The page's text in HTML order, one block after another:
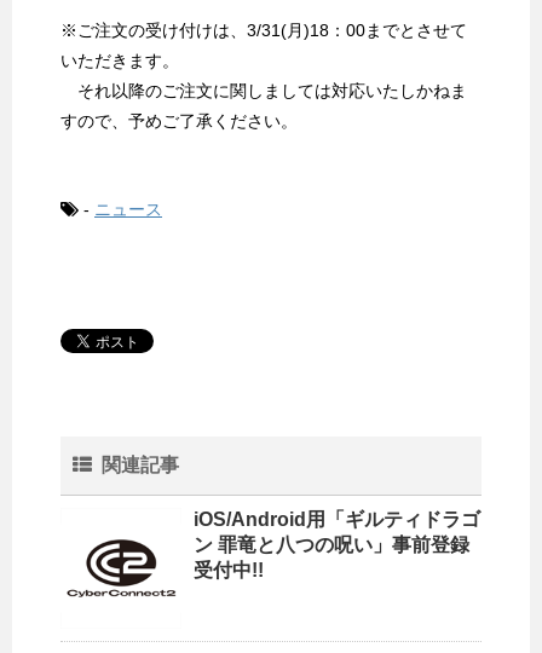
※ご注文の受け付けは、3/31(月)18：00までとさせて
いただきます。
それ以降のご注文に関しましては対応いたしかねま
すので、予めご了承ください。
- ニュース
関連記事
iOS/Android用「ギルティドラゴ
ン 罪竜と八つの呪い」事前登録
受付中!!